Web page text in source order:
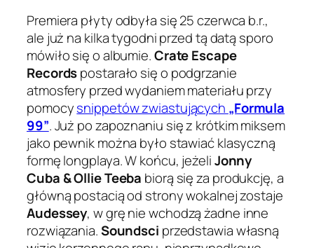
Premiera płyty odbyła się 25 czerwca b.r.,
ale już na kilka tygodni przed tą datą sporo
mówiło się o albumie.Crate Escape
Recordspostarało się o podgrzanie
atmosfery przed wydaniem materiału przy
pomocysnippetów zwiastujących „Formula
99”. Już po zapoznaniu się z krótkim miksem
jako pewnik można było stawiać klasyczną
formę longplaya. W końcu, jeżeliJonny
Cuba & Ollie Teeba biorą się za produkcję, a
główną postacią od strony wokalnej zostaje
Audessey, w grę nie wchodzą żadne inne
rozwiązania.Soundsci przedstawia własną